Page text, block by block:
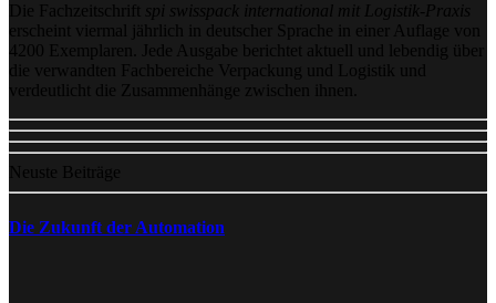
Die Fachzeitschrift
spi swisspack international mit Logistik-Praxis
erscheint viermal jährlich in deutscher Sprache in einer Auflage von
4200 Exemplaren. Jede Ausgabe berichtet aktuell und lebendig über
die verwandten Fachbereiche Verpackung und Logistik und
verdeutlicht die Zusammenhänge zwischen ihnen.
Neuste Beiträge
Die Zukunft der Automation